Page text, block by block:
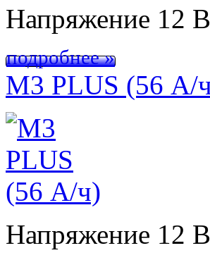
Напряжение 12
подробнее »
M3 PLUS (56 А/
Напряжение 12